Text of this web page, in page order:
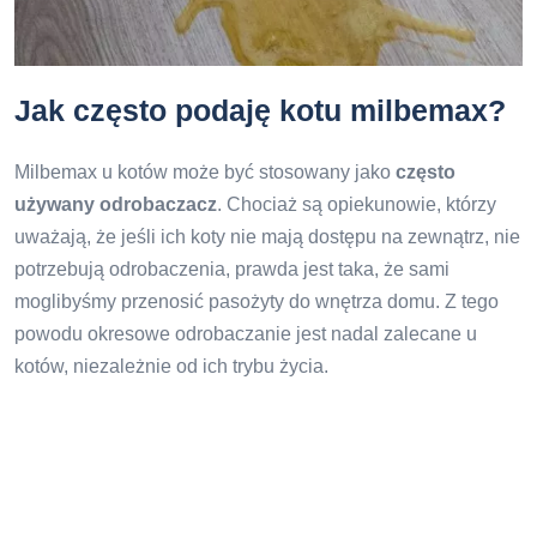
Jak często podaję kotu milbemax?
Milbemax u kotów może być stosowany jako często
używany odrobaczacz. Chociaż są opiekunowie, którzy
uważają, że jeśli ich koty nie mają dostępu na zewnątrz, nie
potrzebują odrobaczenia, prawda jest taka, że ​​sami
moglibyśmy przenosić pasożyty do wnętrza domu. Z tego
powodu okresowe odrobaczanie jest nadal zalecane u
kotów, niezależnie od ich trybu życia.